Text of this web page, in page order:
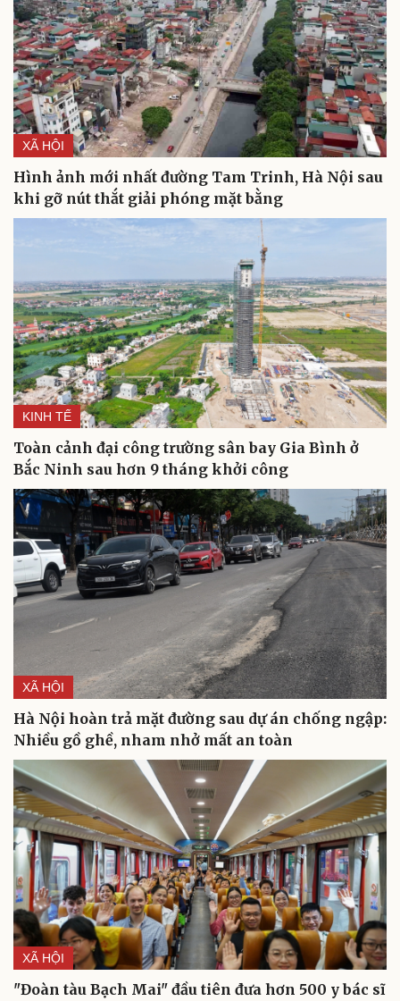
Sân khấu - Điện ảnh
Văn học
Âm nhạc
Di sản
Giải trí
Nghệ sĩ
Thời trang
Sao Việt
Du lịch
Tư vấn
Săn Tour
check-in
Podcast
Câu chuyện thời sự
Đọc truyện đêm khuya
Cửa sổ tình yêu
Kể chuyện cho bé
Hạt giống tâm hồn
XÃ HỘI
Hình ảnh mới nhất đường Tam Trinh, Hà Nội sau
khi gỡ nút thắt giải phóng mặt bằng
KINH TẾ
Toàn cảnh đại công trường sân bay Gia Bình ở
Bắc Ninh sau hơn 9 tháng khởi công
XÃ HỘI
Hà Nội hoàn trả mặt đường sau dự án chống ngập:
Nhiều gồ ghề, nham nhở mất an toàn
XÃ HỘI
"Đoàn tàu Bạch Mai" đầu tiên đưa hơn 500 y bác sĩ